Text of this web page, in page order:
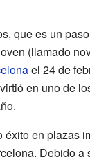
que es un
(llamado
el 24 de
en uno de
éxito en plazas
Debido a